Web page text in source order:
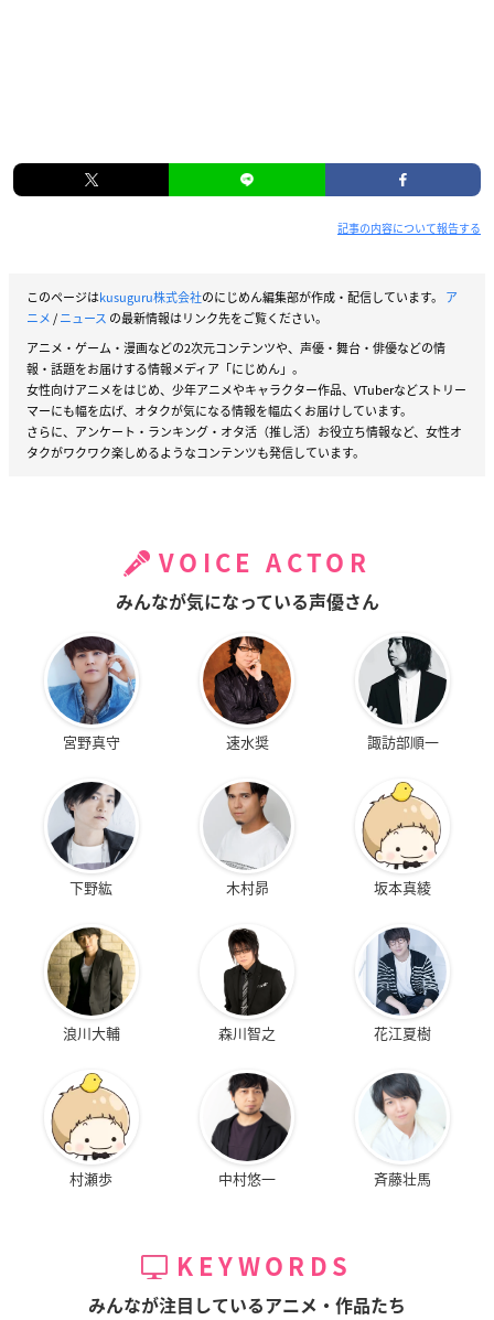
記事の内容について報告する
このページはkusuguru株式会社のにじめん編集部が作成・配信しています。 ア
ニメ/ニュース の最新情報はリンク先をご覧ください。
アニメ・ゲーム・漫画などの2次元コンテンツや、声優・舞台・俳優などの情
報・話題をお届けする情報メディア「にじめん」。
女性向けアニメをはじめ、少年アニメやキャラクター作品、VTuberなどストリー
マーにも幅を広げ、オタクが気になる情報を幅広くお届けしています。
さらに、アンケート・ランキング・オタ活（推し活）お役立ち情報など、女性オ
タクがワクワク楽しめるようなコンテンツも発信しています。
VOICE ACTOR
みんなが気になっている声優さん
宮野真守 速水奨 諏訪部順一
下野紘 木村昴 坂本真綾
浪川大輔 森川智之 花江夏樹
村瀬歩 中村悠一 斉藤壮馬
KEYWORDS
みんなが注目しているアニメ・作品たち